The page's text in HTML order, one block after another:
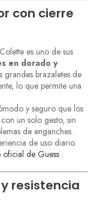
con cierre
es uno de sus
en dorado y
brazaletes de
lo que permite una
y seguro que los
un solo gesto, sin
de enganches.
de uso diario.
oficial de Guess
resistencia